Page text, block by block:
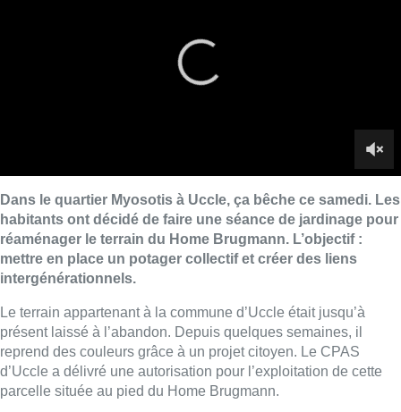
Le terrain appartenant à la commune d’Uccle était jusqu’à
d’Uccle a délivré une autorisation pour l’exploitation de cette
jardinage est de créer des liens sociaux avec les résidents du
home, embellir le parc et favoriser la biodiversité.
Un espace de compost est également mis en place. Le projet
prévoit la rénovation de l’étang avec une garniture de plantes
■ Reportage de Quentin RosseelsetJean-Michel Herbint
A. Vdb – Photo : BX1/Quentin Rosseels